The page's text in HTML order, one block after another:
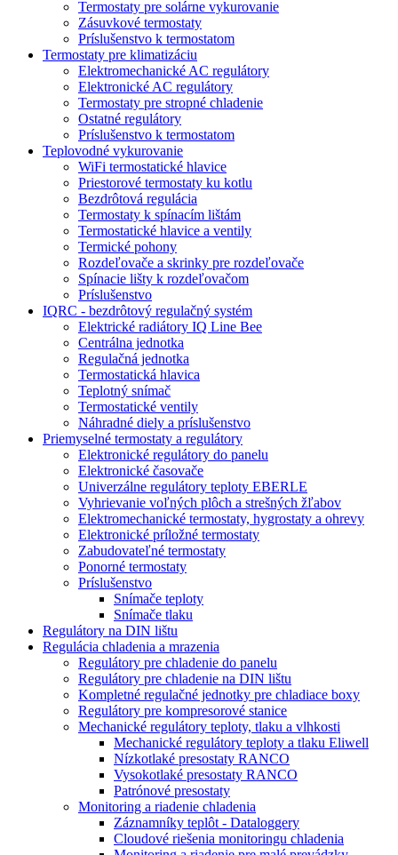
Termostaty pre solárne vykurovanie
Zásuvkové termostaty
Príslušenstvo k termostatom
Termostaty pre klimatizáciu
Elektromechanické AC regulátory
Elektronické AC regulátory
Termostaty pre stropné chladenie
Ostatné regulátory
Príslušenstvo k termostatom
Teplovodné vykurovanie
WiFi termostatické hlavice
Priestorové termostaty ku kotlu
Bezdrôtová regulácia
Termostaty k spínacím lištám
Termostatické hlavice a ventily
Termické pohony
Rozdeľovače a skrinky pre rozdeľovače
Spínacie lišty k rozdeľovačom
Príslušenstvo
IQRC - bezdrôtový regulačný systém
Elektrické radiátory IQ Line Bee
Centrálna jednotka
Regulačná jednotka
Termostatická hlavica
Teplotný snímač
Termostatické ventily
Náhradné diely a príslušenstvo
Priemyselné termostaty a regulátory
Elektronické regulátory do panelu
Elektronické časovače
Univerzálne regulátory teploty EBERLE
Vyhrievanie voľných plôch a strešných žľabov
Elektromechanické termostaty, hygrostaty a ohrevy
Elektronické príložné termostaty
Zabudovateľné termostaty
Ponorné termostaty
Príslušenstvo
Snímače teploty
Snímače tlaku
Regulátory na DIN lištu
Regulácia chladenia a mrazenia
Regulátory pre chladenie do panelu
Regulátory pre chladenie na DIN lištu
Kompletné regulačné jednotky pre chladiace boxy
Regulátory pre kompresorové stanice
Mechanické regulátory teploty, tlaku a vlhkosti
Mechanické regulátory teploty a tlaku Eliwell
Nízkotlaké presostaty RANCO
Vysokotlaké presostaty RANCO
Patrónové presostaty
Monitoring a riadenie chladenia
Záznamníky teplôt - Dataloggery
Cloudové riešenia monitoringu chladenia